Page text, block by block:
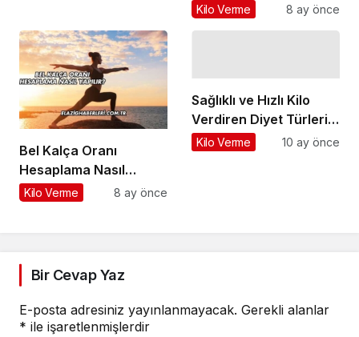
Kilo Verme 8 ay önce
Bel Kalça Oranı
Hesaplama Nasıl
Yapılır?
Kilo Verme 8 ay önce
Sağlıklı ve Hızlı Kilo
Verdiren Diyet Türleri
Nelerdir?
Kilo Verme 10 ay önce
Bir Cevap Yaz
E-posta adresiniz yayınlanmayacak. Gerekli alanlar
* ile işaretlenmişlerdir